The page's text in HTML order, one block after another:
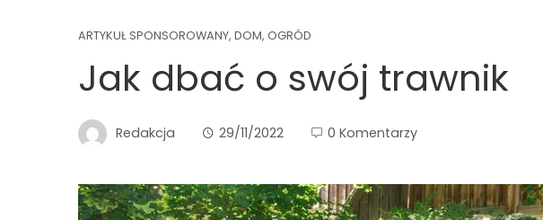
ARTYKUŁ SPONSOROWANY, DOM, OGRÓD
Jak dbać o swój trawnik
Redakcja 29/11/2022 0 Komentarzy